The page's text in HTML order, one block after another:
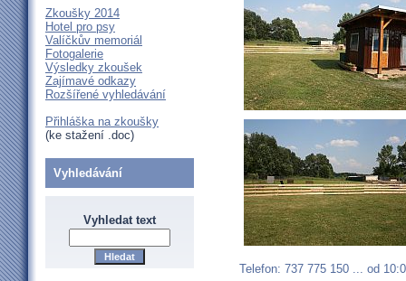
Zkoušky 2014
Hotel pro psy
Valíčkův memoriál
Fotogalerie
Výsledky zkoušek
Zajímavé odkazy
Rozšířené vyhledávání
Přihláška na zkoušky
(ke stažení .doc)
Vyhledávání
Vyhledat text
Telefon: 737 775 150 ... od